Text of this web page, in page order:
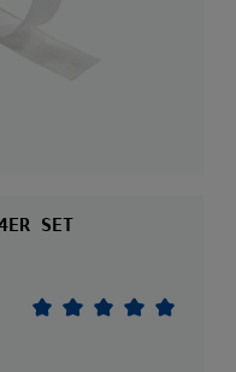
SET